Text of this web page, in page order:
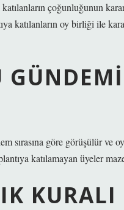
çoğunluğunun
katılanların oy birliği ile
göre görüşülür ve
katılamayan üyeler
KURALI